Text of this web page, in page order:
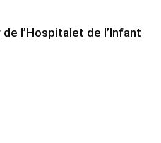
l’Hospitalet de l’Infant